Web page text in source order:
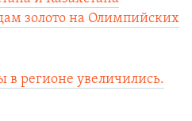
золото на Олимпийских
в регионе увеличились.